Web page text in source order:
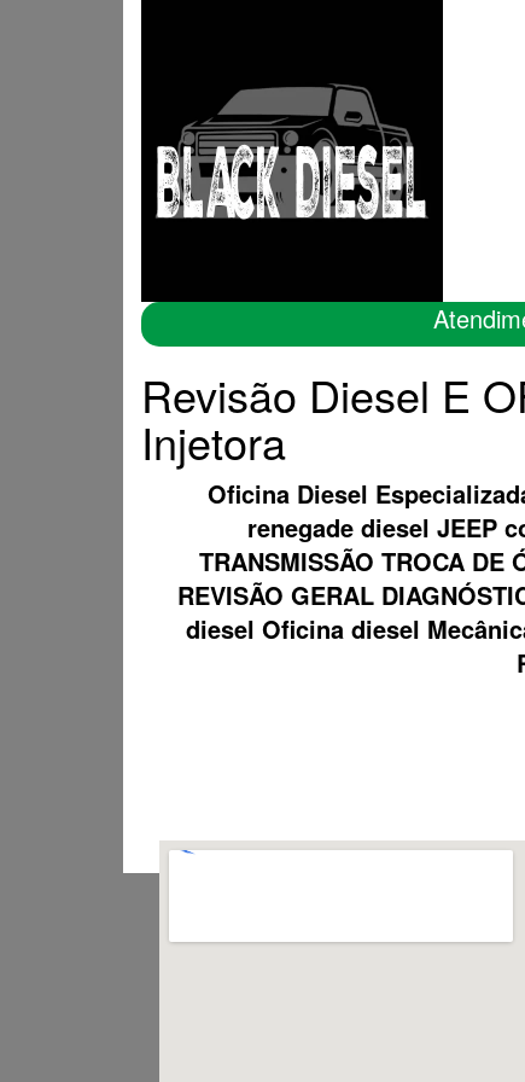
Revisão Diesel E
Injetora
Oficina Diesel
renegade diesel JEEP
TRANSMISSÃO TROCA DE
REVISÃO GERAL
diesel Oficina diesel